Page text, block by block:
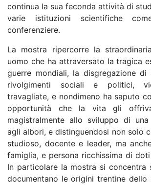
continua la sua feconda attività di
varie istituzioni scientifiche
conferenziere.
La mostra ripercorre la
uomo che ha attraversato la tragica
guerre mondiali, la disgregazione di
rivolgimenti sociali e politici,
travagliate, e nondimeno ha saputo
opportunità che la vita gli
magistralmente allo sviluppo di
agli albori, e distinguendosi non solo
studioso, docente e leader, ma
famiglia, e persona ricchissima di
In particolare la mostra si concentra
documentano le origini trentine dello